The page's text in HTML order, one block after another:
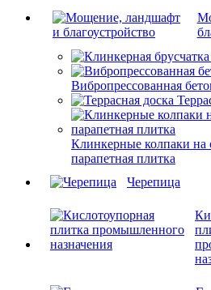
Вибропрессованная
Клинкерные колпаки на
парапетная плитка
Черепица